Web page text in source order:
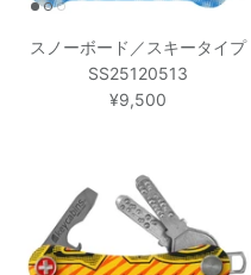
スノーボード／スキータイプ
SS25120513
¥9,500